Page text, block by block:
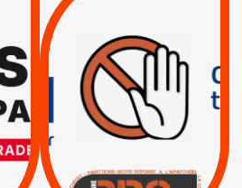
INTERNATIONAL ?
TRUMP, MACRON :
MÊME COMBAT
| Actus |
| Boycott militaire |